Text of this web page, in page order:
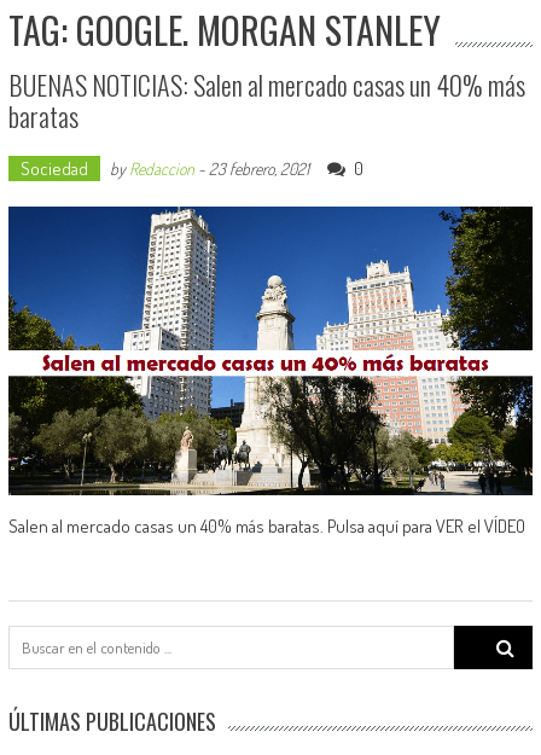
TAG: GOOGLE. MORGAN STANLEY
BUENAS NOTICIAS: Salen al mercado casas un 40% más
baratas
Sociedad byRedaccion- 23 febrero, 2021 0
Salen al mercado casas un 40% más baratas. Pulsa aquí para VER el VÍDEO
Search
for:
ÚLTIMAS PUBLICACIONES